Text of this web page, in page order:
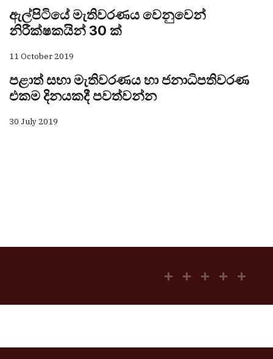
ඇල්පිටියේ මැතිවරණය වෙනුවෙන්
නිරීක්ෂකයින් 30 ක්
11 October 2019
පළාත් සභා මැතිවරණය හා ජනාධිපතිවරණ
එකම දිනයකදී පවත්වන්න
30 July 2019